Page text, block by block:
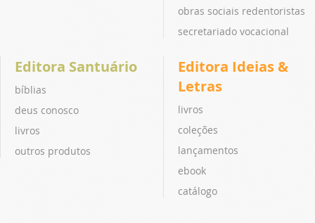
obras sociais redentoristas
secretariado vocacional
Editora Santuário
bíblias
deus conosco
livros
outros produtos
Editora Ideias &
Letras
livros
coleções
lançamentos
ebook
catálogo